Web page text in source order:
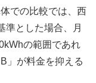
での比較では、西
準とした場合、月
の範囲であれ
」が料金を抑える